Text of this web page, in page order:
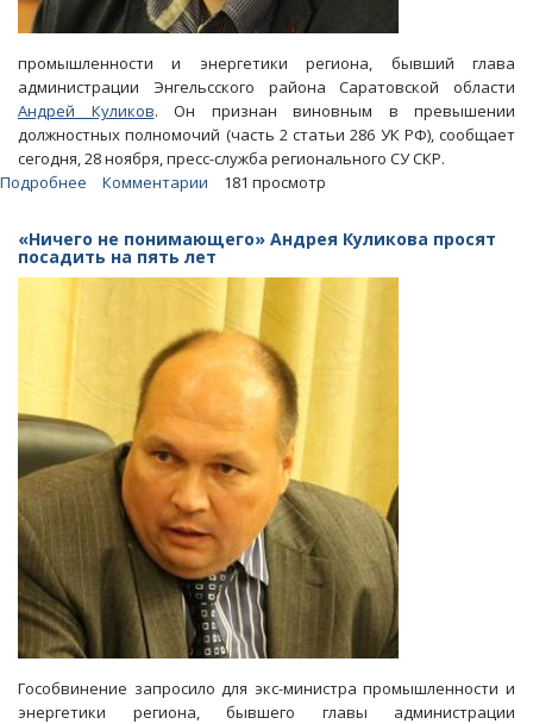
промышленности и энергетики региона, бывший глава
администрации Энгельсского района Саратовской области
Андрей Куликов. Он признан виновным в превышении
должностных полномочий (часть 2 статьи 286 УК РФ), сообщает
сегодня, 28 ноября, пресс-служба регионального СУ СКР.
Подробнее
министр
Куликов
половиной
колонии
Комментарии 181 просмотр
«Ничего не понимающего» Андрея Куликова просят
посадить на пять лет
Гособвинение запросило для экс-министра промышленности и
энергетики региона, бывшего главы администрации